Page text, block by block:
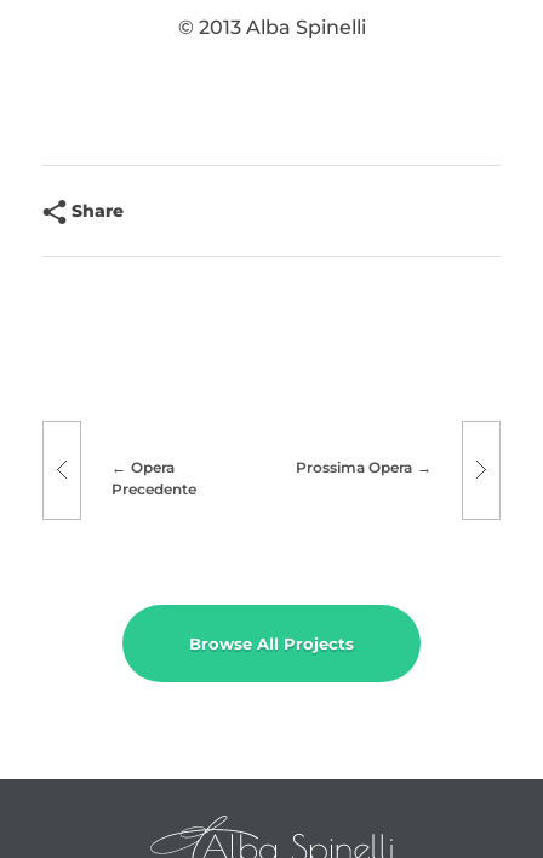
© 2013 Alba Spinelli
Share
Opera
Precedente
Prossima Opera
Browse All Projects